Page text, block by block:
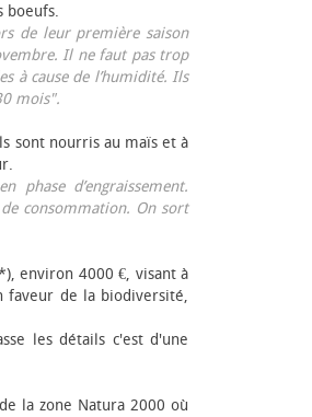
bœufs.
de leur première saison
Il ne faut pas trop
à cause de l’humidité. Ils
mois".
sont nourris au maïs et à
d’engraissement.
de consommation. On sort
environ 4000 €, visant à
faveur de la biodiversité,
les détails c'est d'une
la zone Natura 2000 où